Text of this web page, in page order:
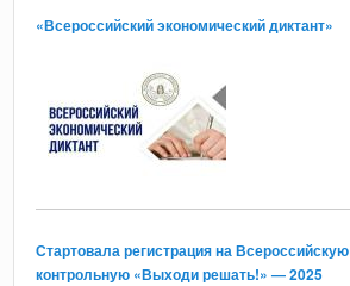
«Всероссийский экономический диктант»
Стартовала регистрация на Всероссийскую
контрольную «Выходи решать!» — 2025